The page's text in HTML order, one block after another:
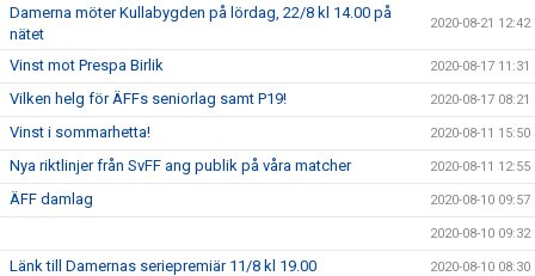
Damerna möter Kullabygden på lördag, 22/8 kl 14.00 på
nätet
2020-08-21 12:42
Vinst mot Prespa Birlik 2020-08-17 11:31
Vilken helg för ÄFFs seniorlag samt P19! 2020-08-17 08:21
Vinst i sommarhetta! 2020-08-11 15:50
Nya riktlinjer från SvFF ang publik på våra matcher 2020-08-11 12:55
ÄFF damlag 2020-08-10 09:57
2020-08-10 09:32
Länk till Damernas seriepremiär 11/8 kl 19.00 2020-08-10 08:30